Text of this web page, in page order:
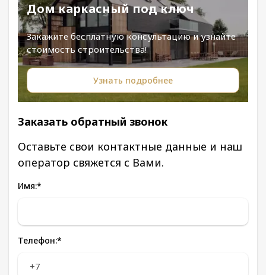
Дом каркасный под ключ
Закажите бесплатную консультацию и узнайте
стоимость строительства!
Узнать подробнее
Заказать обратный звонок
Оставьте свои контактные данные и наш
оператор свяжется с Вами.
Имя:*
Телефон:*